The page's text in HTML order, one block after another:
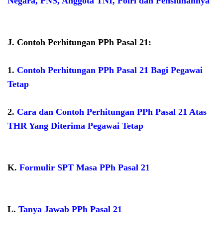
J. Contoh Perhitungan PPh Pasal 21:
1. Contoh Perhitungan PPh Pasal 21 Bagi Pegawai
Tetap
2. Cara dan Contoh Perhitungan PPh Pasal 21 Atas
THR Yang Diterima Pegawai Tetap
K. Formulir SPT Masa PPh Pasal 21
L. Tanya Jawab PPh Pasal 21